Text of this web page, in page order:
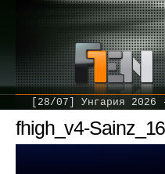
[28/07] Унгария
fhigh_v4-